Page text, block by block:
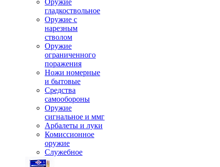
Оружие
гладкоствольное
Оружие с
нарезным
стволом
Оружие
ограниченного
поражения
Ножи номерные
и бытовые
Средства
самообороны
Оружие
сигнальное и ммг
Арбалеты и луки
Комиссионное
оружие
Служебное